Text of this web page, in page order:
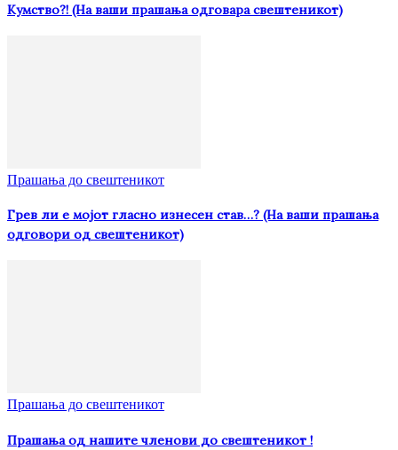
Кумство?! (На ваши прашања одговара свештеникот)
Прашања до свештеникот
Грев ли е мојот гласно изнесен став…? (На ваши прашања
одговори од свештеникот)
Прашања до свештеникот
Прашања од нашите членови до свештеникот !